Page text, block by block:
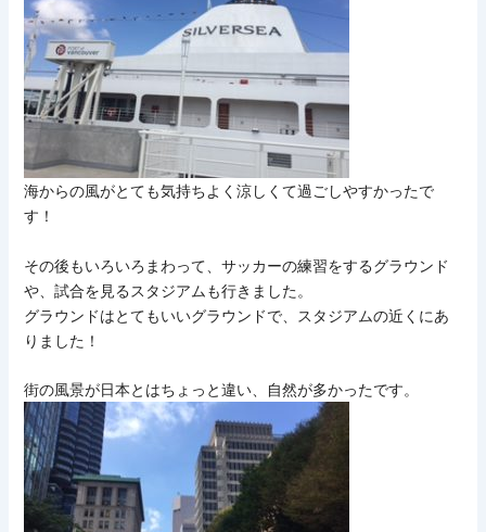
海からの風がとても気持ちよく涼しくて過ごしやすかったで
す！
その後もいろいろまわって、サッカーの練習をするグラウンド
や、試合を見るスタジアムも行きました。
グラウンドはとてもいいグラウンドで、スタジアムの近くにあ
りました！
街の風景が日本とはちょっと違い、自然が多かったです。